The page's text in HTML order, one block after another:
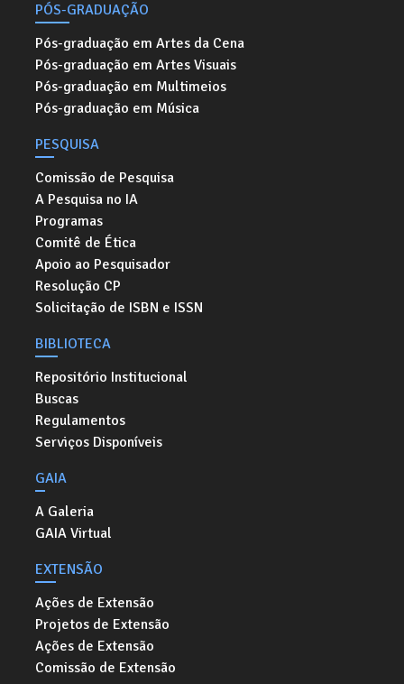
PÓS-GRADUAÇÃO
Pós-graduação em Artes da Cena
Pós-graduação em Artes Visuais
Pós-graduação em Multimeios
Pós-graduação em Música
PESQUISA
Comissão de Pesquisa
A Pesquisa no IA
Programas
Comitê de Ética
Apoio ao Pesquisador
Resolução CP
Solicitação de ISBN e ISSN
BIBLIOTECA
Repositório Institucional
Buscas
Regulamentos
Serviços Disponíveis
GAIA
A Galeria
GAIA Virtual
EXTENSÃO
Ações de Extensão
Projetos de Extensão
Ações de Extensão
Comissão de Extensão